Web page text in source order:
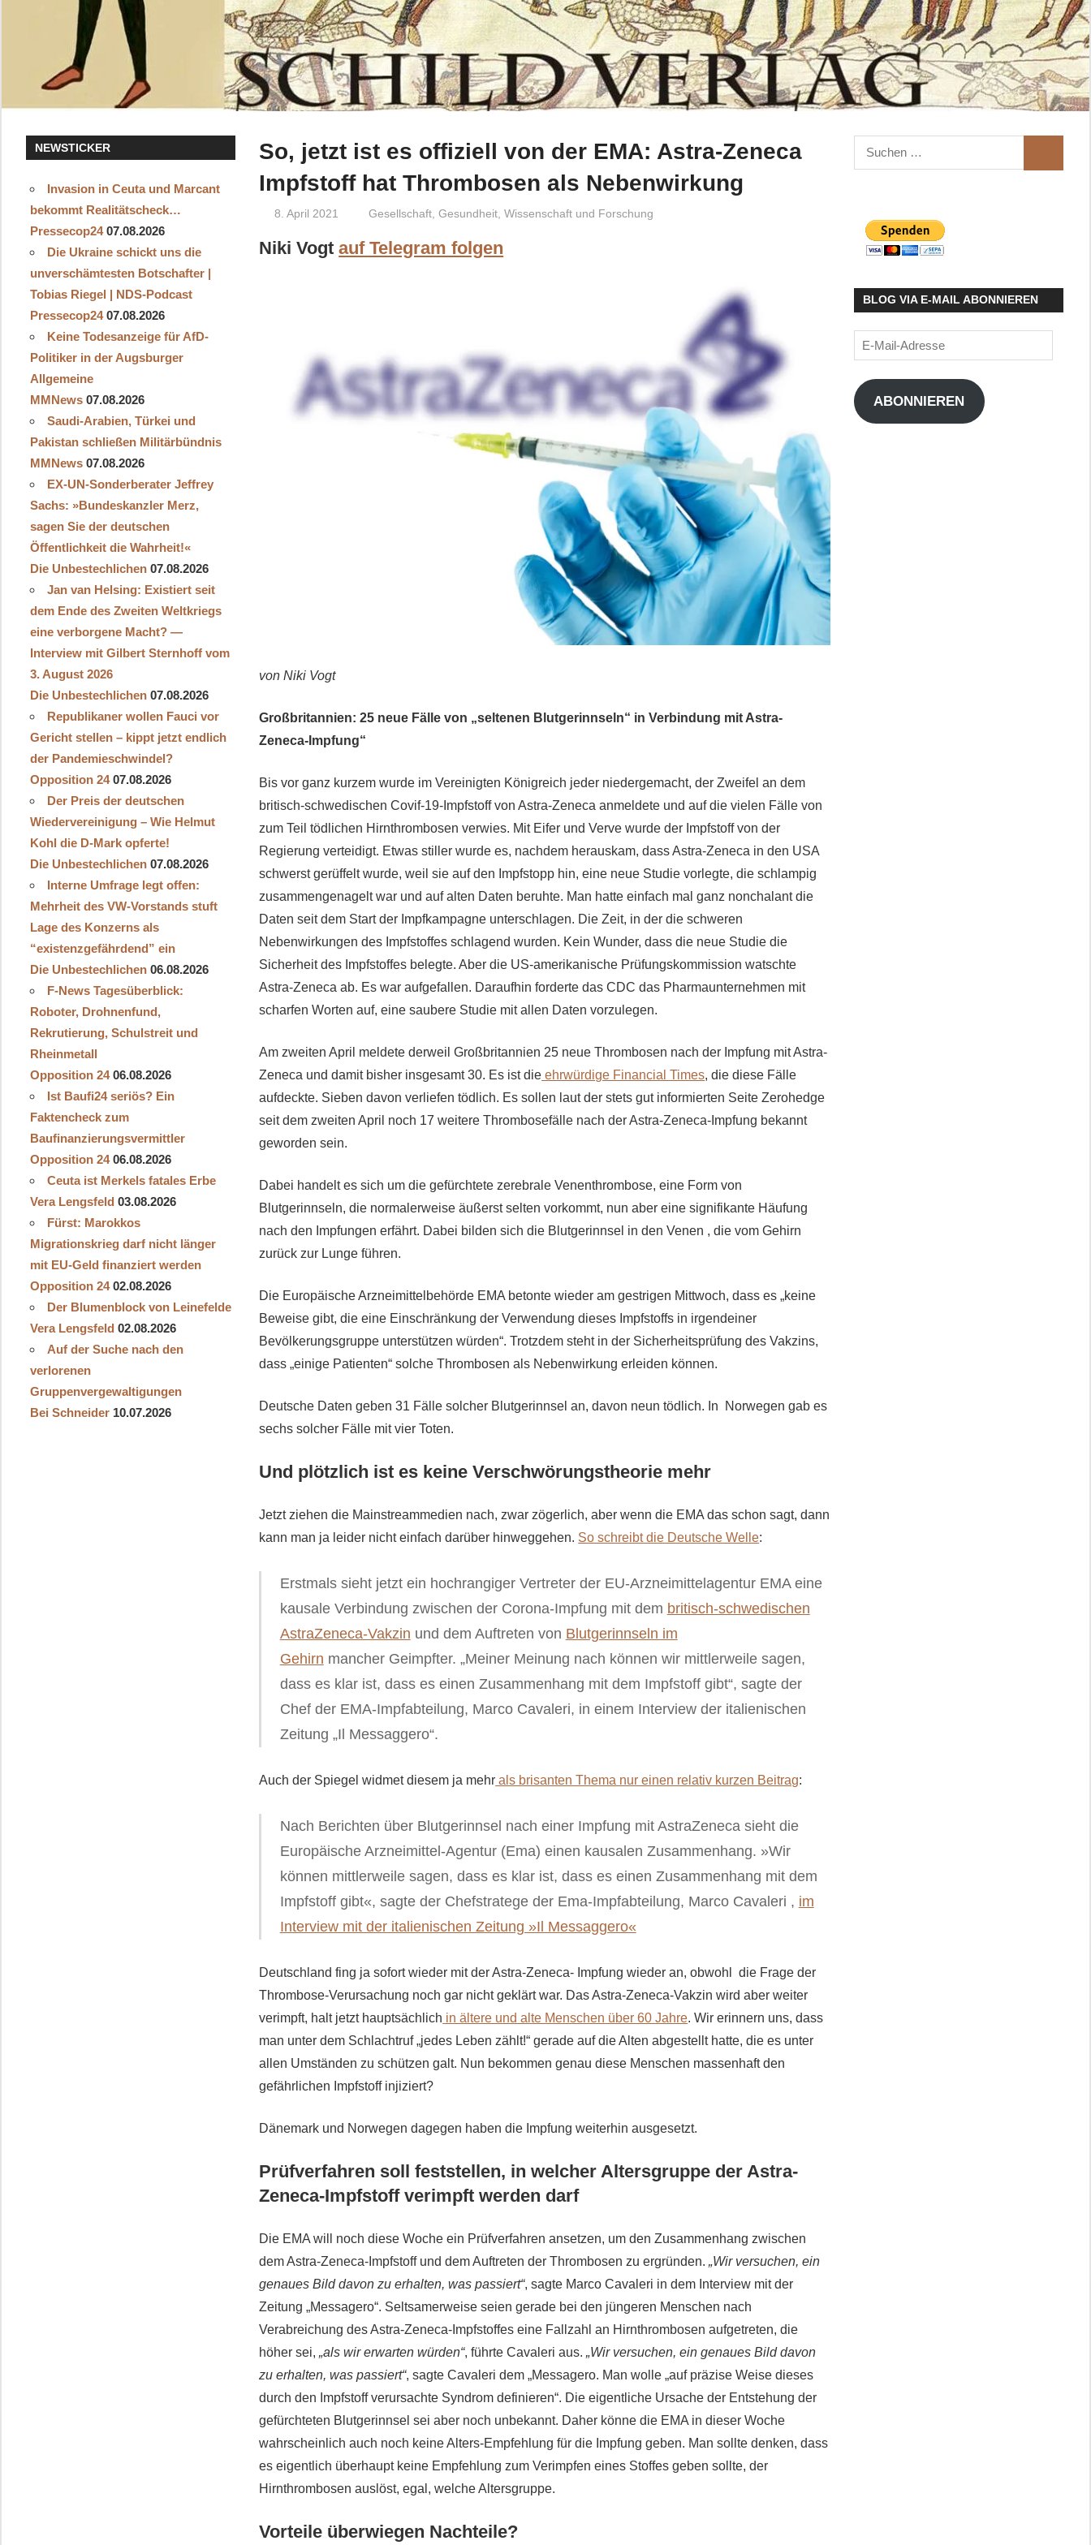
So, jetzt ist es offiziell von der EMA: Astra-Zeneca
Impfstoff hat Thrombosen als Nebenwirkung
8. April 2021 Niki Vogt
Gesellschaft, Gesundheit, Wissenschaft und Forschung
Niki Vogtauf Telegram folgen
von Niki Vogt
Großbritannien: 25 neue Fälle von „seltenen Blutgerinnseln“ in Verbindung mit Astra-
Zeneca-Impfung“
Bis vor ganz kurzem wurde im Vereinigten Königreich jeder niedergemacht, der Zweifel an dem
britisch-schwedischen Covif-19-Impfstoff von Astra-Zeneca anmeldete und auf die vielen Fälle von
zum Teil tödlichen Hirnthrombosen verwies. Mit Eifer und Verve wurde der Impfstoff von der
Regierung verteidigt. Etwas stiller wurde es, nachdem herauskam, dass Astra-Zeneca in den USA
schwerst gerüffelt wurde, weil sie auf den Impfstopp hin, eine neue Studie vorlegte, die schlampig
zusammengenagelt war und auf alten Daten beruhte. Man hatte einfach mal ganz nonchalant die
Daten seit dem Start der Impfkampagne unterschlagen. Die Zeit, in der die schweren
Nebenwirkungen des Impfstoffes schlagend wurden. Kein Wunder, dass die neue Studie die
Sicherheit des Impfstoffes belegte. Aber die US-amerikanische Prüfungskommission watschte
Astra-Zeneca ab. Es war aufgefallen. Daraufhin forderte das CDC das Pharmaunternehmen mit
scharfen Worten auf, eine saubere Studie mit allen Daten vorzulegen.
Am zweiten April meldete derweil Großbritannien 25 neue Thrombosen nach der Impfung mit Astra-
Zeneca und damit bisher insgesamt 30. Es ist die ehrwürdige Financial Times, die diese Fälle
aufdeckte. Sieben davon verliefen tödlich. Es sollen laut der stets gut informierten Seite Zerohedge
seit dem zweiten April noch 17 weitere Thrombosefälle nach der Astra-Zeneca-Impfung bekannt
geworden sein.
Dabei handelt es sich um die gefürchtete zerebrale Venenthrombose, eine Form von
Blutgerinnseln, die normalerweise äußerst selten vorkommt, nun aber eine signifikante Häufung
nach den Impfungen erfährt. Dabei bilden sich die Blutgerinnsel in den Venen , die vom Gehirn
zurück zur Lunge führen.
Die Europäische Arzneimittelbehörde EMA betonte wieder am gestrigen Mittwoch, dass es „keine
Beweise gibt, die eine Einschränkung der Verwendung dieses Impfstoffs in irgendeiner
Bevölkerungsgruppe unterstützen würden“. Trotzdem steht in der Sicherheitsprüfung des Vakzins,
dass „einige Patienten“ solche Thrombosen als Nebenwirkung erleiden können.
Deutsche Daten geben 31 Fälle solcher Blutgerinnsel an, davon neun tödlich. In Norwegen gab es
sechs solcher Fälle mit vier Toten.
Und plötzlich ist es keine Verschwörungstheorie mehr
Jetzt ziehen die Mainstreammedien nach, zwar zögerlich, aber wenn die EMA das schon sagt, dann
kann man ja leider nicht einfach darüber hinweggehen. So schreibt die Deutsche Welle:
Erstmals sieht jetzt ein hochrangiger Vertreter der EU-Arzneimittelagentur EMA eine
kausale Verbindung zwischen der Corona-Impfung mit dem britisch-schwedischen
AstraZeneca-Vakzin und dem Auftreten von Blutgerinnseln im
Gehirn mancher Geimpfter. „Meiner Meinung nach können wir mittlerweile sagen,
dass es klar ist, dass es einen Zusammenhang mit dem Impfstoff gibt“, sagte der
Chef der EMA-Impfabteilung, Marco Cavaleri, in einem Interview der italienischen
Zeitung „Il Messaggero“.
Auch der Spiegel widmet diesem ja mehr als brisanten Thema nur einen relativ kurzen Beitrag:
Nach Berichten über Blutgerinnsel nach einer Impfung mit AstraZeneca sieht die
Europäische Arzneimittel-Agentur (Ema) einen kausalen Zusammenhang. »Wir
können mittlerweile sagen, dass es klar ist, dass es einen Zusammenhang mit dem
Impfstoff gibt«, sagte der Chefstratege der Ema-Impfabteilung, Marco Cavaleri , im
Interview mit der italienischen Zeitung »Il Messaggero«
Deutschland fing ja sofort wieder mit der Astra-Zeneca- Impfung wieder an, obwohl die Frage der
Thrombose-Verursachung noch gar nicht geklärt war. Das Astra-Zeneca-Vakzin wird aber weiter
verimpft, halt jetzt hauptsächlich in ältere und alte Menschen über 60 Jahre. Wir erinnern uns, dass
man unter dem Schlachtruf „jedes Leben zählt!“ gerade auf die Alten abgestellt hatte, die es unter
allen Umständen zu schützen galt. Nun bekommen genau diese Menschen massenhaft den
gefährlichen Impfstoff injiziert?
Dänemark und Norwegen dagegen haben die Impfung weiterhin ausgesetzt.
Prüfverfahren soll feststellen, in welcher Altersgruppe der Astra-
Zeneca-Impfstoff verimpft werden darf
Die EMA will noch diese Woche ein Prüfverfahren ansetzen, um den Zusammenhang zwischen
dem Astra-Zeneca-Impfstoff und dem Auftreten der Thrombosen zu ergründen. „Wir versuchen, ein
genaues Bild davon zu erhalten, was passiert“, sagte Marco Cavaleri in dem Interview mit der
Zeitung „Messagero“. Seltsamerweise seien gerade bei den jüngeren Menschen nach
Verabreichung des Astra-Zeneca-Impfstoffes eine Fallzahl an Hirnthrombosen aufgetreten, die
höher sei,„als wir erwarten würden“, führte Cavaleri aus.„Wir versuchen, ein genaues Bild davon
zu erhalten, was passiert“, sagte Cavaleri dem „Messagero. Man wolle „auf präzise Weise dieses
durch den Impfstoff verursachte Syndrom definieren“. Die eigentliche Ursache der Entstehung der
gefürchteten Blutgerinnsel sei aber noch unbekannt. Daher könne die EMA in dieser Woche
wahrscheinlich auch noch keine Alters-Empfehlung für die Impfung geben. Man sollte denken, dass
es eigentlich überhaupt keine Empfehlung zum Verimpfen eines Stoffes geben sollte, der
Hirnthrombosen auslöst, egal, welche Altersgruppe.
Vorteile überwiegen Nachteile?
NEWSTICKER
Invasion in Ceuta und Marcant
bekommt Realitätscheck…
Pressecop24 07.08.2026
Die Ukraine schickt uns die
unverschämtesten Botschafter |
Tobias Riegel | NDS-Podcast
Pressecop24 07.08.2026
Keine Todesanzeige für AfD-
Politiker in der Augsburger
Allgemeine
MMNews 07.08.2026
Saudi-Arabien, Türkei und
Pakistan schließen Militärbündnis
MMNews 07.08.2026
EX-UN-Sonderberater Jeffrey
Sachs: »Bundeskanzler Merz,
sagen Sie der deutschen
Öffentlichkeit die Wahrheit!«
Die Unbestechlichen 07.08.2026
Jan van Helsing: Existiert seit
dem Ende des Zweiten Weltkriegs
eine verborgene Macht? —
Interview mit Gilbert Sternhoff vom
3. August 2026
Die Unbestechlichen 07.08.2026
Republikaner wollen Fauci vor
Gericht stellen – kippt jetzt endlich
der Pandemieschwindel?
Opposition 24 07.08.2026
Der Preis der deutschen
Wiedervereinigung – Wie Helmut
Kohl die D‑Mark opferte!
Die Unbestechlichen 07.08.2026
Interne Umfrage legt offen:
Mehrheit des VW-Vorstands stuft
Lage des Konzerns als
“existenzgefährdend” ein
Die Unbestechlichen 06.08.2026
F-News Tagesüberblick:
Roboter, Drohnenfund,
Rekrutierung, Schulstreit und
Rheinmetall
Opposition 24 06.08.2026
Ist Baufi24 seriös? Ein
Faktencheck zum
Baufinanzierungsvermittler
Opposition 24 06.08.2026
Ceuta ist Merkels fatales Erbe
Vera Lengsfeld 03.08.2026
Fürst: Marokkos
Migrationskrieg darf nicht länger
mit EU-Geld finanziert werden
Opposition 24 02.08.2026
Der Blumenblock von Leinefelde
Vera Lengsfeld 02.08.2026
Auf der Suche nach den
verlorenen
Gruppenvergewaltigungen
Bei Schneider 10.07.2026
Suchen
nach:
BLOG VIA E-MAIL ABONNIEREN
E-
Mail-
Adresse
ABONNIEREN